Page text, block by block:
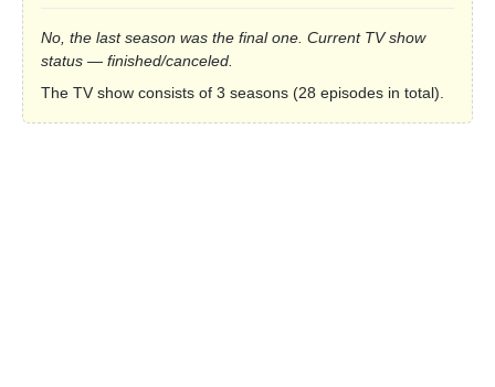
No, the last season was the final one. Current TV show
status — finished/canceled.
The TV show consists of 3 seasons (28 episodes in total).